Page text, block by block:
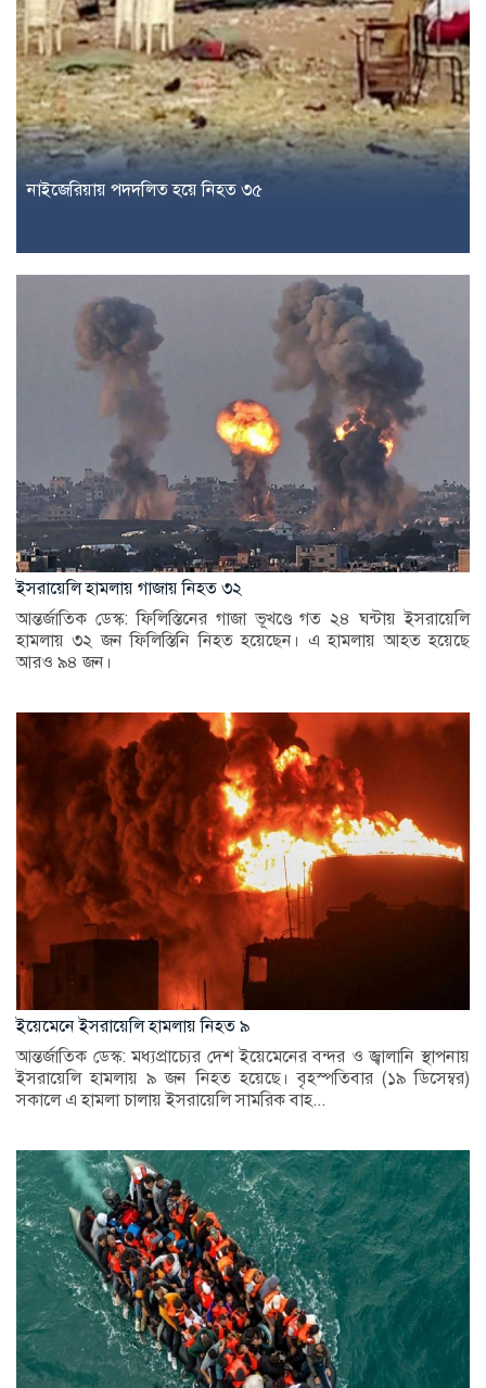
নাইজেরিয়ায় পদদলিত হয়ে নিহত ৩৫
ইসরায়েলি হামলায় গাজায় নিহত ৩২
আন্তর্জাতিক ডেস্ক: ফিলিস্তিনের গাজা ভূখণ্ডে গত ২৪ ঘন্টায় ইসরায়েলি
হামলায় ৩২ জন ফিলিস্তিনি নিহত হয়েছেন। এ হামলায় আহত হয়েছে
আরও ৯৪ জন।
ইয়েমেনে ইসরায়েলি হামলায় নিহত ৯
আন্তর্জাতিক ডেস্ক: মধ্যপ্রাচ্যের দেশ ইয়েমেনের বন্দর ও জ্বালানি স্থাপনায়
ইসরায়েলি হামলায় ৯ জন নিহত হয়েছে। বৃহস্পতিবার (১৯ ডিসেম্বর)
সকালে এ হামলা চালায় ইসরায়েলি সামরিক বাহ...